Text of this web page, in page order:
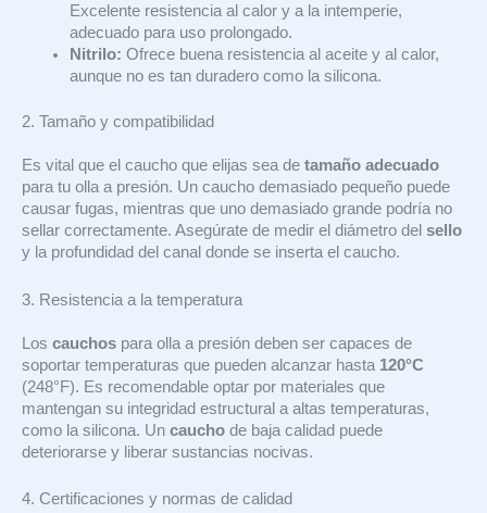
Excelente resistencia al calor y a la intemperie,
adecuado para uso prolongado.
Nitrilo: Ofrece buena resistencia al aceite y al calor,
aunque no es tan duradero como la silicona.
2. Tamaño y compatibilidad
Es vital que el caucho que elijas sea de tamaño adecuado
para tu olla a presión. Un caucho demasiado pequeño puede
causar fugas, mientras que uno demasiado grande podría no
sellar correctamente. Asegúrate de medir el diámetro del sello
y la profundidad del canal donde se inserta el caucho.
3. Resistencia a la temperatura
Los cauchos para olla a presión deben ser capaces de
soportar temperaturas que pueden alcanzar hasta 120°C
(248°F). Es recomendable optar por materiales que
mantengan su integridad estructural a altas temperaturas,
como la silicona. Un caucho de baja calidad puede
deteriorarse y liberar sustancias nocivas.
4. Certificaciones y normas de calidad